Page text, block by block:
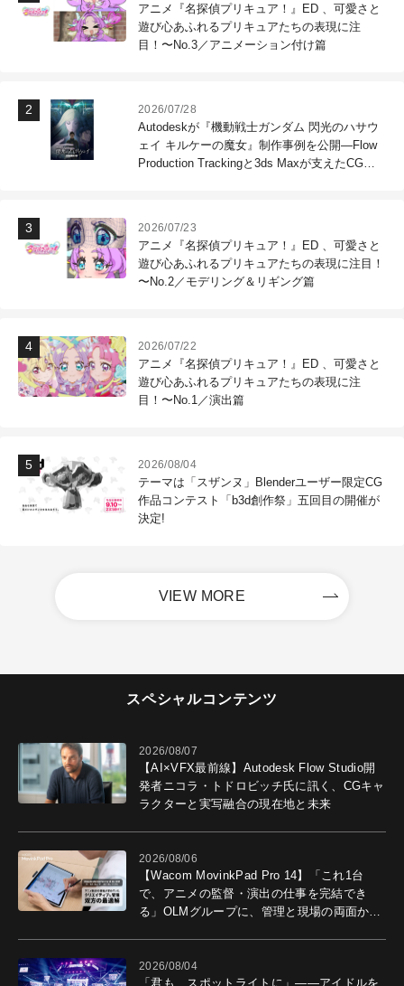
アニメ『名探偵プリキュア！』ED 、可愛さと
遊び心あふれるプリキュアたちの表現に注
目！〜No.3／アニメーション付け篇
2026/07/28
Autodeskが『機動戦士ガンダム 閃光のハサウ
ェイ キルケーの魔女』制作事例を公開―Flow
Production Trackingと3ds Maxが支えたCG制
2026/07/23
アニメ『名探偵プリキュア！』ED 、可愛さと
遊び心あふれるプリキュアたちの表現に注目！
〜No.2／モデリング＆リギング篇
2026/07/22
アニメ『名探偵プリキュア！』ED 、可愛さと
遊び心あふれるプリキュアたちの表現に注
目！〜No.1／演出篇
2026/08/04
テーマは「スザンヌ」Blenderユーザー限定CG
作品コンテスト「b3d創作祭」五回目の開催が
決定!
VIEW MORE
スペシャルコンテンツ
2026/08/07
【AI×VFX最前線】Autodesk Flow Studio開
発者ニコラ・トドロビッチ氏に訊く、CGキャ
ラクターと実写融合の現在地と未来
2026/08/06
【Wacom MovinkPad Pro 14】「これ1台
で、アニメの監督・演出の仕事を完結でき
る」OLMグループに、管理と現場の両面から
2026/08/04
「君も、スポットライトに」――アイドルを